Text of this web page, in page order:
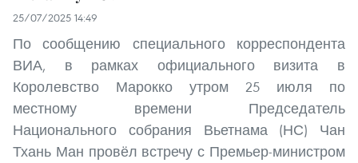
25/07/2025 14:49
По сообщению специального корреспондента
ВИА, в рамках официального визита в
Королевство Марокко утром 25 июля по
местному времени Председатель
Национального собрания Вьетнама (НС) Чан
Тхань Ман провёл встречу с Премьер-министром